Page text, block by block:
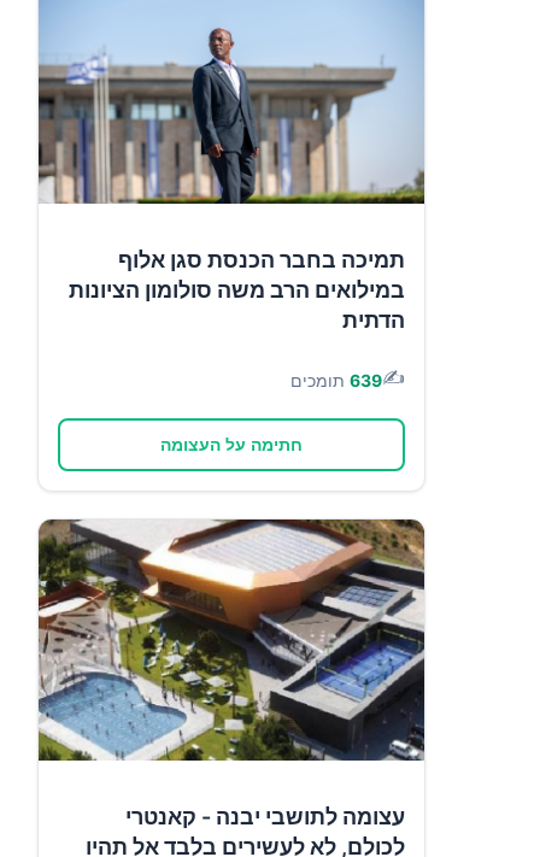
תמיכה בחבר הכנסת סגן אלוף
במילואים הרב משה סולומון הציונות
הדתית
✍️
639 תומכים
חתימה על העצומה
עצומה לתושבי יבנה - קאנטרי
לכולם, לא לעשירים בלבד אל תהיו